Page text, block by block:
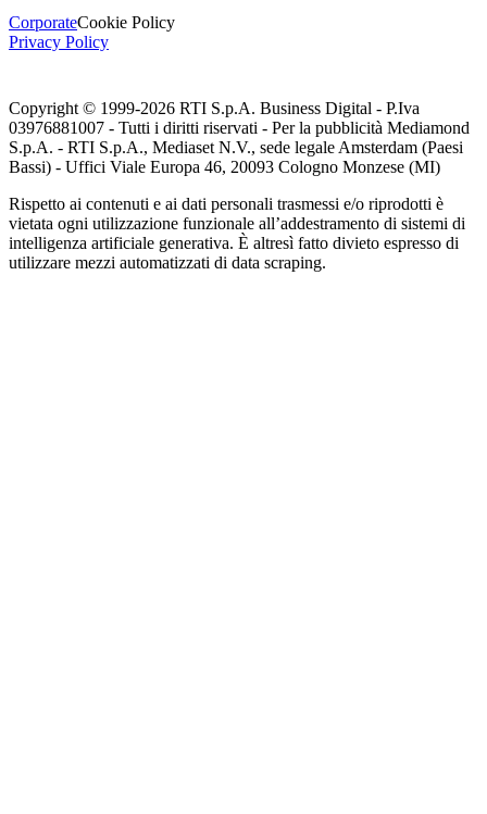
CorporateCookie Policy
Privacy Policy
Copyright © 1999-2026 RTI S.p.A. Business Digital - P.Iva
03976881007 - Tutti i diritti riservati - Per la pubblicità Mediamond
S.p.A. - RTI S.p.A., Mediaset N.V., sede legale Amsterdam (Paesi
Bassi) - Uffici Viale Europa 46, 20093 Cologno Monzese (MI)
Rispetto ai contenuti e ai dati personali trasmessi e/o riprodotti è
vietata ogni utilizzazione funzionale all’addestramento di sistemi di
intelligenza artificiale generativa. È altresì fatto divieto espresso di
utilizzare mezzi automatizzati di data scraping.